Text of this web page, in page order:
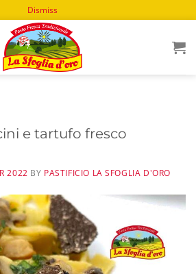
Dismiss
e tartufo fresco
2022 BY PASTIFICIO LA SFOGLIA D'ORO